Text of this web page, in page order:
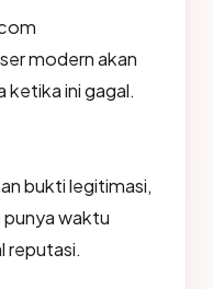
modern akan
ini gagal.
bukti legitimasi,
punya waktu
reputasi.